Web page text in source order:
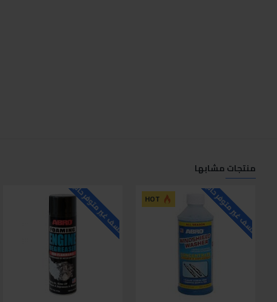
منتجات مشابها
HOT للاسف غير متوفر حاليا للاسف غير متوفر حاليا